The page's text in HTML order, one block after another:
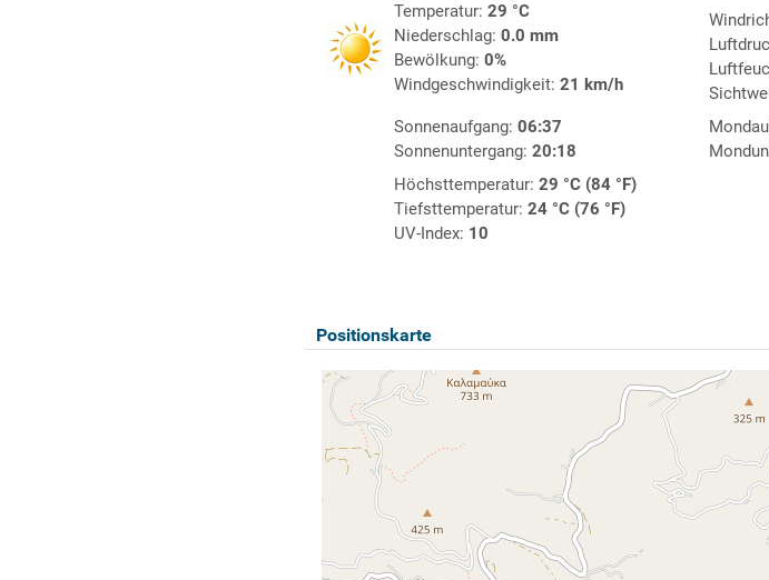
Temperatur: 29 °C
Niederschlag: 0.0 mm
Bewölkung: 0%
Windgeschwindigkeit: 21 km/h
Sonnenaufgang: 06:37
Sonnenuntergang: 20:18
Höchsttemperatur: 29 °C (84 °F)
Tiefsttemperatur: 24 °C (76 °F)
UV-Index: 10
Positionskarte